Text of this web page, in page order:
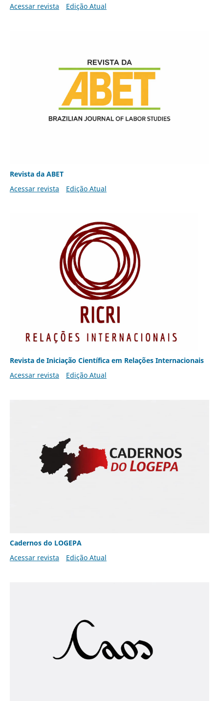
Acessar revista Edição Atual
Revista da ABET
Acessar revista
Edição Atual
Revista de Iniciação Científica em Relações Internacionais
Acessar revista
Edição Atual
Cadernos do LOGEPA
Acessar revista
Edição Atual